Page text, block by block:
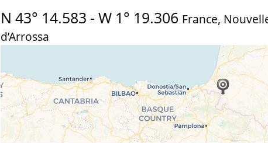
N 43° 14.583 - W 1° 19.306 France,
d’Arrossa